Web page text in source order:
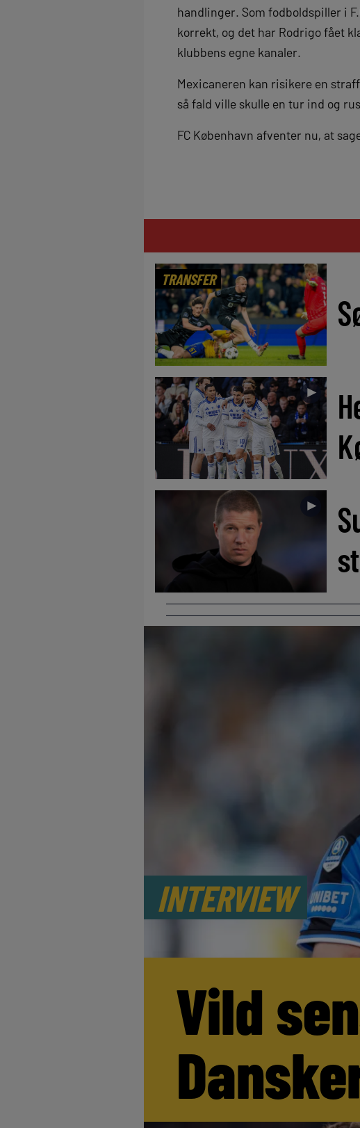
handlinger. Som fodboldspiller i
korrekt, og det har Rodrigo fået
klubbens egne kanaler.
Mexicaneren kan risikere en
så fald ville skulle en tur ind og
FC København afventer nu, at
TRANSFER
►
►
INTERVIEW
Vild